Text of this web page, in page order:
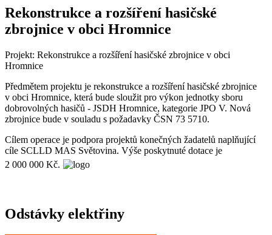
Rekonstrukce a rozšíření hasičské
zbrojnice v obci Hromnice
Projekt: Rekonstrukce a rozšíření hasičské zbrojnice v obci
Hromnice
Předmětem projektu je rekonstrukce a rozšíření hasičské zbrojnice
v obci Hromnice, která bude sloužit pro výkon jednotky sboru
dobrovolných hasičů - JSDH Hromnice, kategorie JPO V. Nová
zbrojnice bude v souladu s požadavky ČSN 73 5710.
Cílem operace je podpora projektů konečných žadatelů naplňující
cíle SCLLD MAS Světovina. Výše poskytnuté dotace je
2 000 000 Kč.
Odstávky elektřiny